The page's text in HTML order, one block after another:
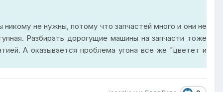
не нужны, потому что запчастей много и они не
Разбирать дорогущие машины на запчасти тоже
А оказывается проблема угона все же "цветет и